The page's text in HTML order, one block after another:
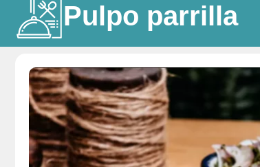
Pulpo parrilla